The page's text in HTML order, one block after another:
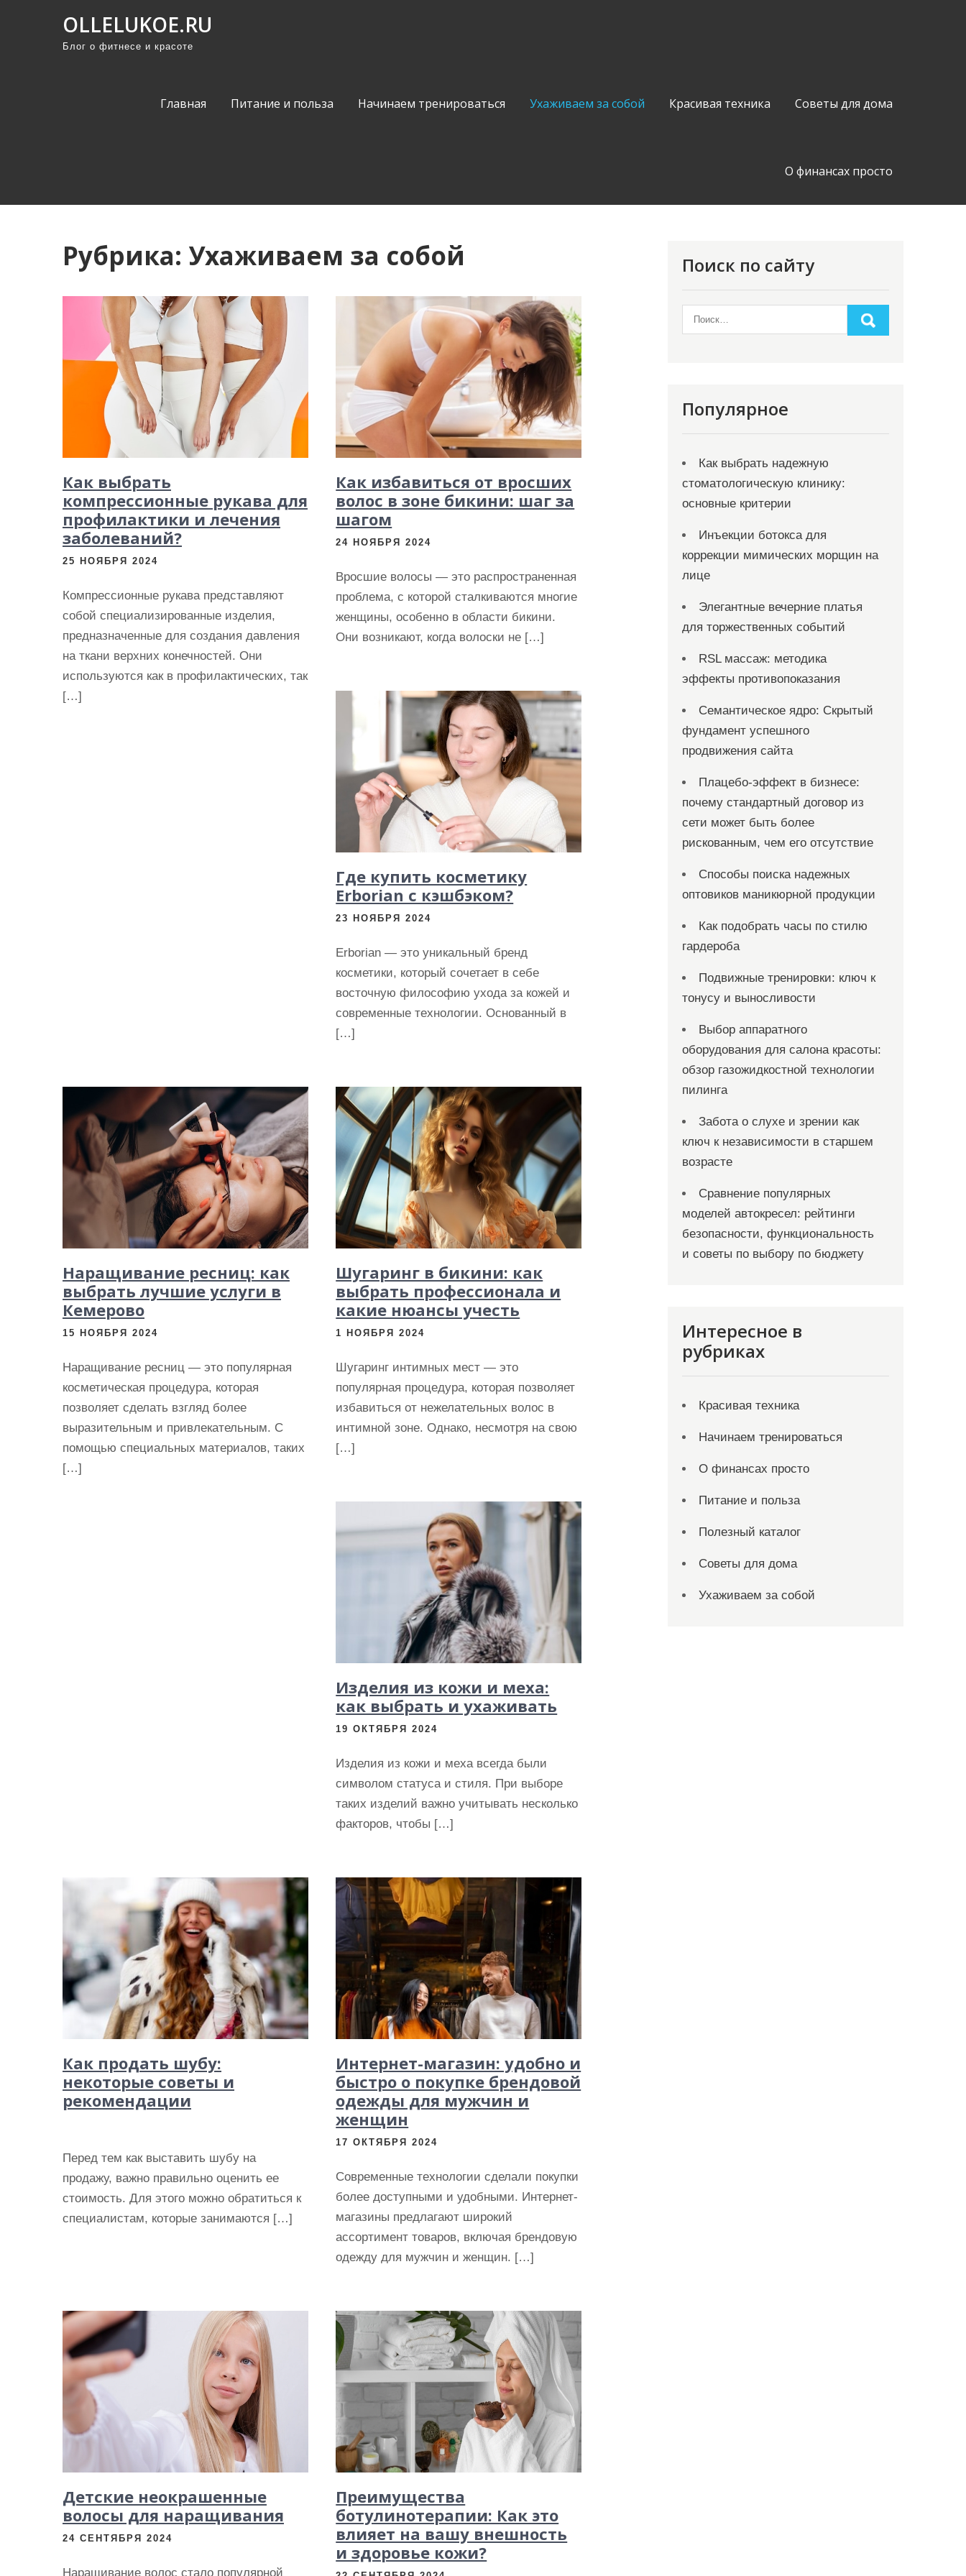
OLLELUKOE.RU
Блог о фитнесе и красоте
Главная Питание и польза Начинаем тренироваться Ухаживаем за собой Красивая техника Советы для дома
О финансах просто
Рубрика: Ухаживаем за собой
Как выбрать
компрессионные рукава для
профилактики и лечения
заболеваний?
25 НОЯБРЯ 2024
Компрессионные рукава представляют
собой специализированные изделия,
предназначенные для создания давления
на ткани верхних конечностей. Они
используются как в профилактических, так
[…]
Как избавиться от вросших
волос в зоне бикини: шаг за
шагом
24 НОЯБРЯ 2024
Вросшие волосы — это распространенная
проблема, с которой сталкиваются многие
женщины, особенно в области бикини.
Они возникают, когда волоски не […]
Где купить косметику
Erborian с кэшбэком?
23 НОЯБРЯ 2024
Erborian — это уникальный бренд
косметики, который сочетает в себе
восточную философию ухода за кожей и
современные технологии. Основанный в
[…]
Наращивание ресниц: как
выбрать лучшие услуги в
Кемерово
15 НОЯБРЯ 2024
Наращивание ресниц — это популярная
косметическая процедура, которая
позволяет сделать взгляд более
выразительным и привлекательным. С
помощью специальных материалов, таких
[…]
Шугаринг в бикини: как
выбрать профессионала и
какие нюансы учесть
1 НОЯБРЯ 2024
Шугаринг интимных мест — это
популярная процедура, которая позволяет
избавиться от нежелательных волос в
интимной зоне. Однако, несмотря на свою
[…]
Изделия из кожи и меха:
как выбрать и ухаживать
19 ОКТЯБРЯ 2024
Изделия из кожи и меха всегда были
символом статуса и стиля. При выборе
таких изделий важно учитывать несколько
факторов, чтобы […]
Как продать шубу:
некоторые советы и
рекомендации
Перед тем как выставить шубу на
продажу, важно правильно оценить ее
стоимость. Для этого можно обратиться к
специалистам, которые занимаются […]
Интернет-магазин: удобно и
быстро о покупке брендовой
одежды для мужчин и
женщин
17 ОКТЯБРЯ 2024
Современные технологии сделали покупки
более доступными и удобными. Интернет-
магазины предлагают широкий
ассортимент товаров, включая брендовую
одежду для мужчин и женщин. […]
Детские неокрашенные
волосы для наращивания
24 СЕНТЯБРЯ 2024
Наращивание волос стало популярной
Преимущества
ботулинотерапии: Как это
влияет на вашу внешность
и здоровье кожи?
Поиск по сайту
Популярное
Как выбрать надежную
стоматологическую клинику:
основные критерии
Инъекции ботокса для
коррекции мимических морщин на
лице
Элегантные вечерние платья
для торжественных событий
RSL массаж: методика
эффекты противопоказания
Семантическое ядро: Скрытый
фундамент успешного
продвижения сайта
Плацебо-эффект в бизнесе:
почему стандартный договор из
сети может быть более
рискованным, чем его отсутствие
Способы поиска надежных
оптовиков маникюрной продукции
Как подобрать часы по стилю
гардероба
Подвижные тренировки: ключ к
тонусу и выносливости
Выбор аппаратного
оборудования для салона красоты:
обзор газожидкостной технологии
пилинга
Забота о слухе и зрении как
ключ к независимости в старшем
возрасте
Сравнение популярных
моделей автокресел: рейтинги
безопасности, функциональность
и советы по выбору по бюджету
Интересное в
рубриках
Красивая техника
Начинаем тренироваться
О финансах просто
Питание и польза
Полезный каталог
Советы для дома
Ухаживаем за собой